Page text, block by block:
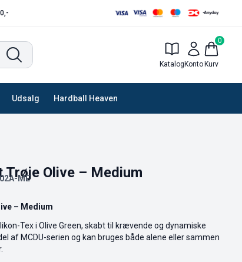
Katalog Konto
0
Kurv
Udsalg Hardball Heaven
Trøje Olive – Medium
ME
– Medium
Tex i Olive Green, skabt til krævende og dynamiske
af MCDU-serien og kan bruges både alene eller sammen